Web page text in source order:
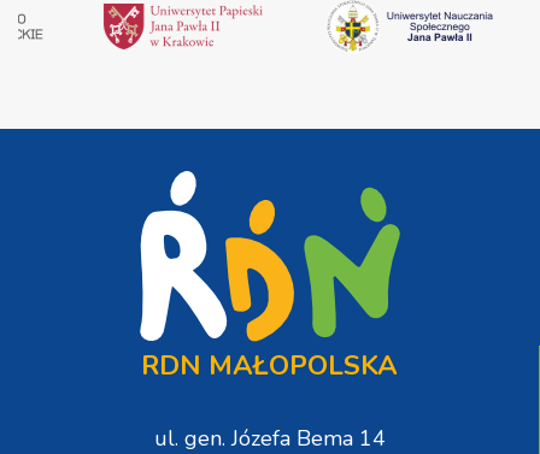
RDN MAŁOPOLSKA
ul. gen. Józefa Bema 14